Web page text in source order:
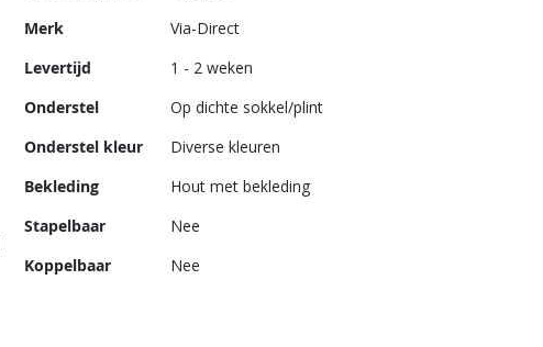
Merk
Via-Direct
Levertijd
1 - 2 weken
Onderstel
Op dichte sokkel/plint
Onderstel kleur
Diverse kleuren
Bekleding
Hout met bekleding
Stapelbaar
Nee
Koppelbaar
Nee